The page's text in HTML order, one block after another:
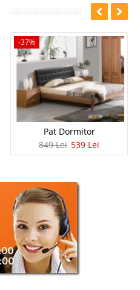
-37%
Pat Dormitor
849 Lei 539 Lei